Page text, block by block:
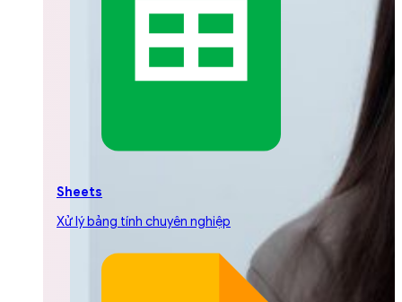
Sheets
Xử lý bảng tính chuyên nghiệp